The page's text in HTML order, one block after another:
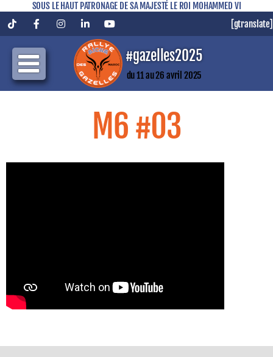
SOUS LE HAUT PATRONAGE DE SA MAJESTÉ LE ROI MOHAMMED VI
TiktokFacebookInstagramLinkedInYouTube [gtranslate]
#gazelles2025
du 11 au 26 avril 2025
M6 #03